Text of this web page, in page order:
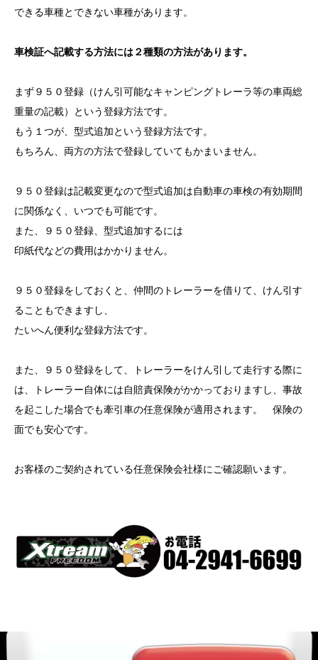
できる車種とできない車種があります。
車検証へ記載する方法には２種類の方法があります。
まず９５０登録（けん引可能なキャンピングトレーラ等の車両総
重量の記載）という登録方法です。
もう１つが、型式追加という登録方法です。
もちろん、両方の方法で登録していてもかまいません。
９５０登録は記載変更なので型式追加は自動車の車検の有効期間
に関係なく、いつでも可能です。
また、９５０登録、型式追加するには
印紙代などの費用はかかりません。
９５０登録をしておくと、仲間のトレーラーを借りて、けん引す
ることもできますし、
たいへん便利な登録方法です。
また、９５０登録をして、トレーラーをけん引して走行する際に
は、トレーラー自体には自賠責保険がかかっておりますし、事故
を起こした場合でも牽引車の任意保険が適用されます。 保険の
面でも安心です。
お客様のご契約されている任意保険会社様にご確認願います。